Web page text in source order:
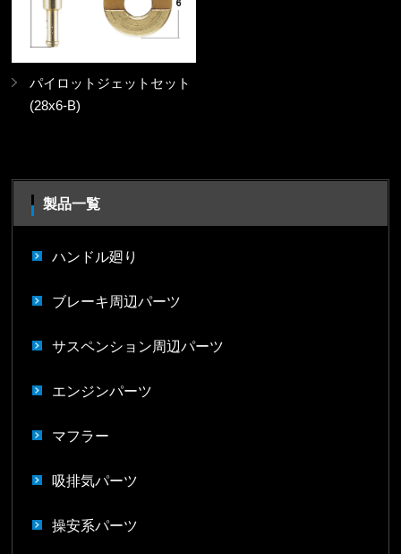
パイロットジェットセット
(28x6-B)
製品一覧
ハンドル廻り
ブレーキ周辺パーツ
サスペンション周辺パーツ
エンジンパーツ
マフラー
吸排気パーツ
操安系パーツ